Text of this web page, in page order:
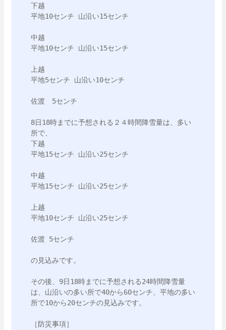
下越
平地10センチ 山沿い15センチ
中越
平地10センチ 山沿い15センチ
上越
平地5センチ 山沿い10センチ
佐渡　5センチ
8日18時までに予想される２４時間降雪量は、多い
所で、
下越
平地15センチ 山沿い25センチ
中越
平地15センチ 山沿い25センチ
上越
平地10センチ 山沿い25センチ
佐渡 5センチ
の見込みです。
その後、9日18時までに予想される24時間降雪量
は、山沿いの多い所で40から60センチ、平地の多い
所で10から20センチの見込みです。
［防災事項］